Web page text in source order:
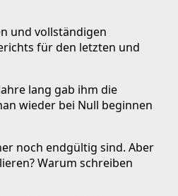
und vollständigen
für den letzten und
lang gab ihm die
wieder bei Null beginnen
noch endgültig sind. Aber
Warum schreiben